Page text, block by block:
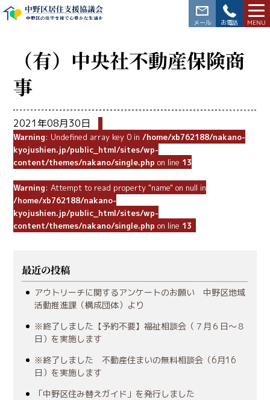
中野区居住支援協議会
中野区の住宅支援で心豊かな生活を
（有）中央社不動産保険商
事
2021年08月30日
Warning: Undefined array key 0 in /home/xb762188/nakano-
kyojushien.jp/public_html/sites/wp-
content/themes/nakano/single.php on line 13
Warning: Attempt to read property "name" on null in
/home/xb762188/nakano-
kyojushien.jp/public_html/sites/wp-
content/themes/nakano/single.php on line 13
最近の投稿
アウトリーチに関するアンケートのお願い 中野区地域
活動推進課（構成団体）より
※終了しました【予約不要】福祉相談会（７月６日～８
日）を実施します
※終了しました 不動産住まいの無料相談会（6月16
日）を実施します
「中野区住み替えガイド」を発行しました